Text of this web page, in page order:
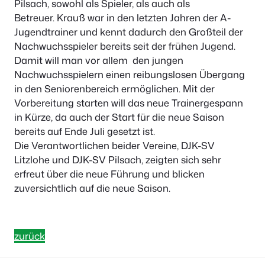
Pilsach, sowohl als Spieler, als auch als
Betreuer. Krauß war in den letzten Jahren der A-
Jugendtrainer und kennt dadurch den Großteil der
Nachwuchsspieler bereits seit der frühen Jugend.
Damit will man vor allem den jungen
Nachwuchsspielern einen reibungslosen Übergang
in den Seniorenbereich ermöglichen. Mit der
Vorbereitung starten will das neue Trainergespann
in Kürze, da auch der Start für die neue Saison
bereits auf Ende Juli gesetzt ist.
Die Verantwortlichen beider Vereine, DJK-SV
Litzlohe und DJK-SV Pilsach, zeigten sich sehr
erfreut über die neue Führung und blicken
zuversichtlich auf die neue Saison.
zurück